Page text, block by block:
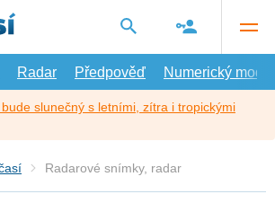
Radar Předpověď Numerický model
slunečný s letními, zítra i tropickými
Radarové snímky, radar